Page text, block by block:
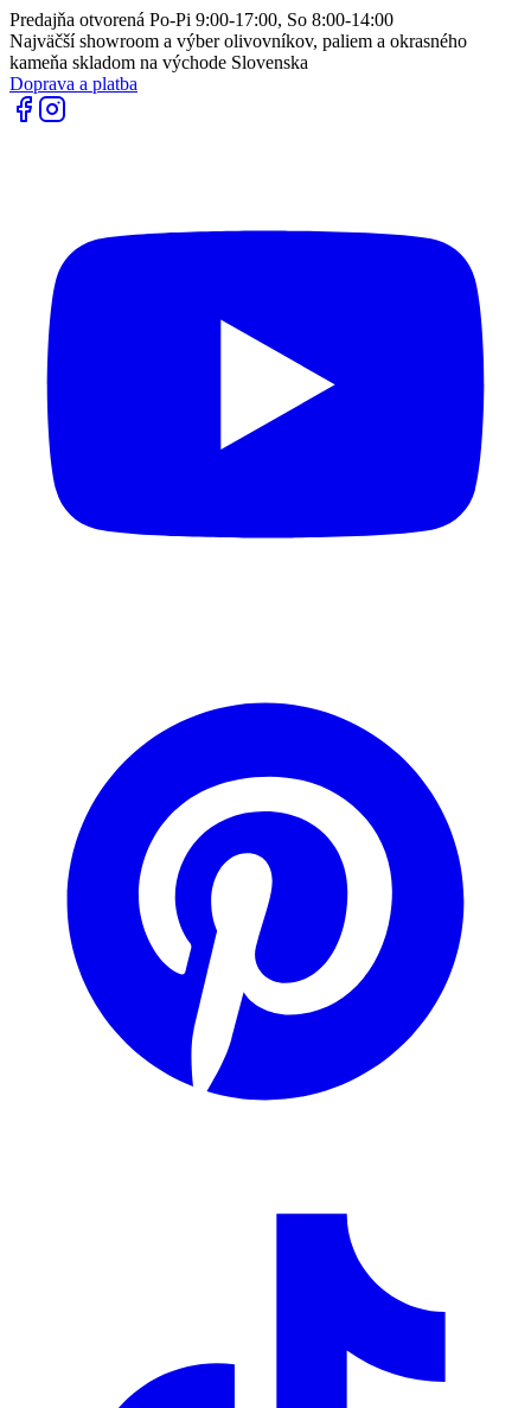
Predajňa otvorená Po-Pi 9:00-17:00, So 8:00-14:00
Najväčší showroom a výber olivovníkov, paliem a okrasného
kameňa skladom na východe Slovenska
Doprava a platba